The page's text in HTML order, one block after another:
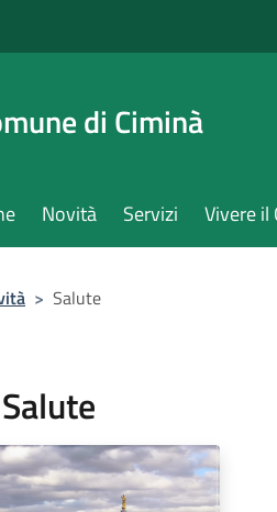
di Ciminà
Novità Servizi Vivere il
> Salute